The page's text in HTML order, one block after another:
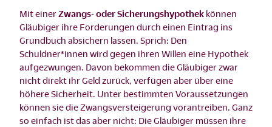
Mit einer Zwangs- oder Sicherungshypothek können
Gläubiger ihre Forderungen durch einen Eintrag ins
Grundbuch absichern lassen. Sprich: Den
Schuldner*innen wird gegen ihren Willen eine Hypothek
aufgezwungen. Davon bekommen die Gläubiger zwar
nicht direkt ihr Geld zurück, verfügen aber über eine
höhere Sicherheit. Unter bestimmten Voraussetzungen
können sie die Zwangsversteigerung vorantreiben. Ganz
so einfach ist das aber nicht: Die Gläubiger müssen ihre